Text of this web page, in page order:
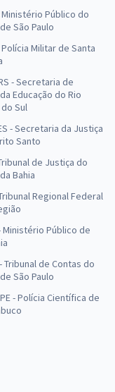
Ministério Público do
São Paulo
Polícia Militar de Santa
- Secretaria de
Educação do Rio
Sul
- Secretaria da Justiça
Santo
de Justiça do
Bahia
Regional Federal
Ministério Público de
Tribunal de Contas do
São Paulo
- Polícia Científica de